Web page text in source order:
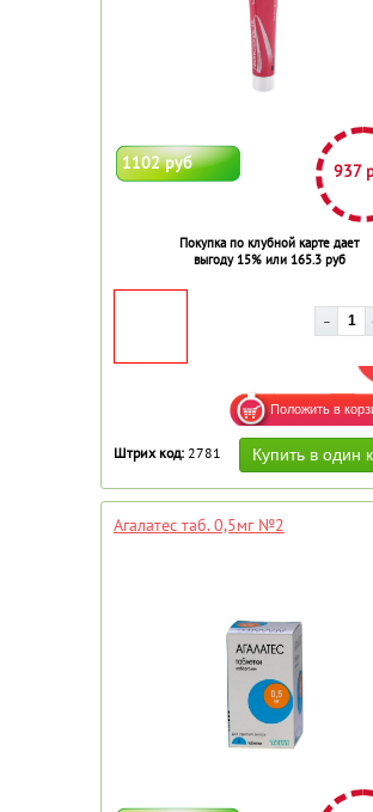
1102 руб 937
Покупка по клубной карте дает
выгоду 15% или 165.3 руб
Штрих код: 2781
Агалатес таб. 0,5мг №2